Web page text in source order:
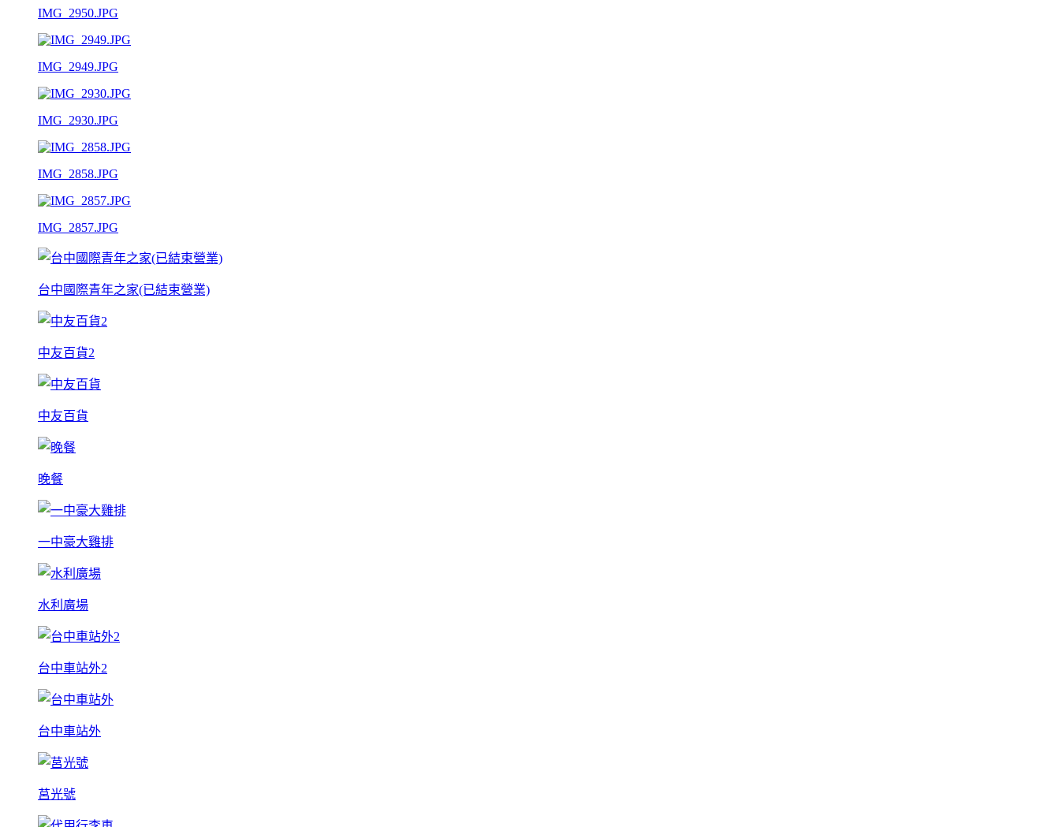
IMG_2950.JPG
IMG_2949.JPG
IMG_2930.JPG
IMG_2858.JPG
IMG_2857.JPG
台中國際青年之家(已結束營業)
中友百貨2
中友百貨
晚餐
一中豪大雞排
水利廣場
台中車站外2
台中車站外
莒光號